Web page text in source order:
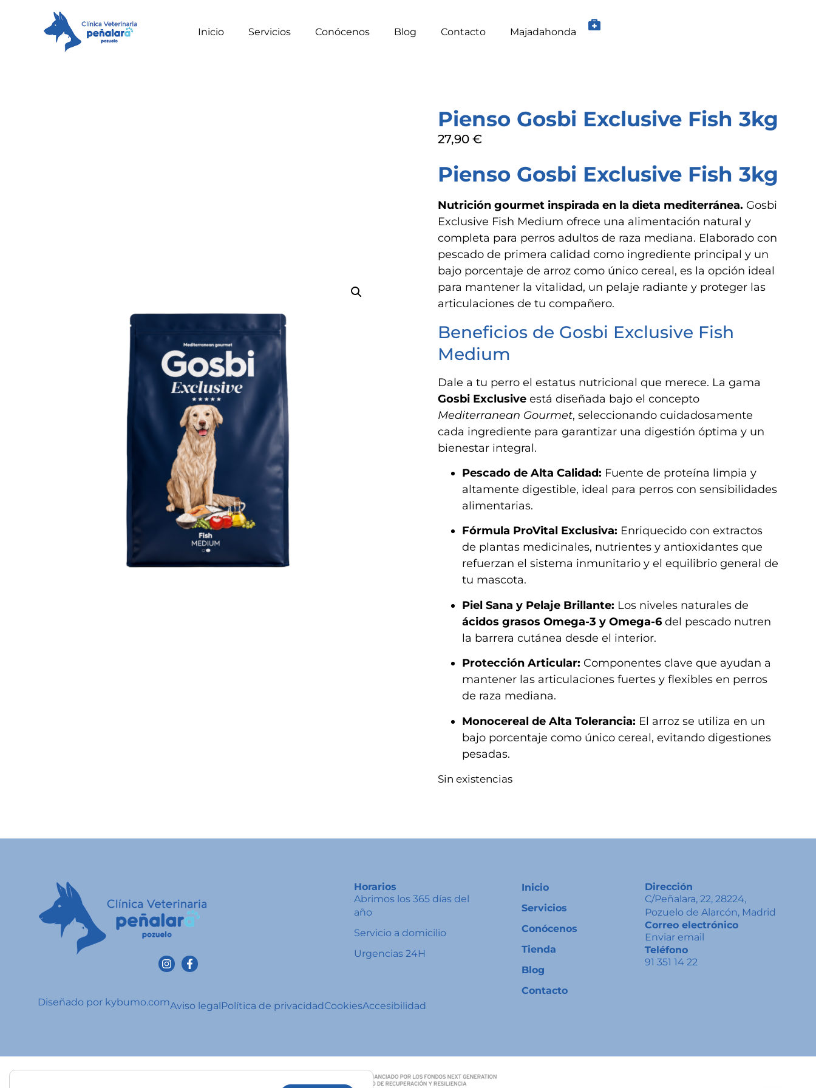
Inicio Servicios Conócenos Blog Contacto Majadahonda
Pienso Gosbi Exclusive Fish 3kg
27,90 €
Pienso Gosbi Exclusive Fish 3kg
Nutrición gourmet inspirada en la dieta mediterránea. Gosbi
Exclusive Fish Medium ofrece una alimentación natural y
completa para perros adultos de raza mediana. Elaborado con
pescado de primera calidad como ingrediente principal y un
bajo porcentaje de arroz como único cereal, es la opción ideal
para mantener la vitalidad, un pelaje radiante y proteger las
articulaciones de tu compañero.
Beneficios de Gosbi Exclusive Fish
Medium
Dale a tu perro el estatus nutricional que merece. La gama
Gosbi Exclusiveestá diseñada bajo el concepto
Mediterranean Gourmet, seleccionando cuidadosamente
cada ingrediente para garantizar una digestión óptima y un
bienestar integral.
Pescado de Alta Calidad: Fuente de proteína limpia y
altamente digestible, ideal para perros con sensibilidades
alimentarias.
Fórmula ProVital Exclusiva: Enriquecido con extractos
de plantas medicinales, nutrientes y antioxidantes que
refuerzan el sistema inmunitario y el equilibrio general de
tu mascota.
Piel Sana y Pelaje Brillante: Los niveles naturales de
ácidos grasos Omega-3 y Omega-6del pescado nutren
la barrera cutánea desde el interior.
Protección Articular: Componentes clave que ayudan a
mantener las articulaciones fuertes y flexibles en perros
de raza mediana.
Monocereal de Alta Tolerancia: El arroz se utiliza en un
bajo porcentaje como único cereal, evitando digestiones
pesadas.
Sin existencias
Horarios
Abrimos los 365 días del
año
Servicio a domicilio
Urgencias 24H
Inicio
Servicios
Conócenos
Tienda
Blog
Contacto
Dirección
C/Peñalara, 22, 28224,
Pozuelo de Alarcón, Madrid
Correo electrónico
Enviar email
Teléfono
91 351 14 22
Diseñado por kybumo.comAviso legal Política de privacidadCookiesAccesibilidad